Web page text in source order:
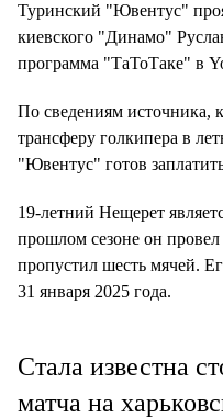
Туринский "Ювентус"
киевского "Динамо"
программа "ТаТоТаке" в
По сведениям источника,
трансферу голкипера в
"Ювентус" готов
19-летний Нещерет
прошлом сезоне он провел
пропустил шесть мячей.
31 января 2025 года.
Стала известна
матча на